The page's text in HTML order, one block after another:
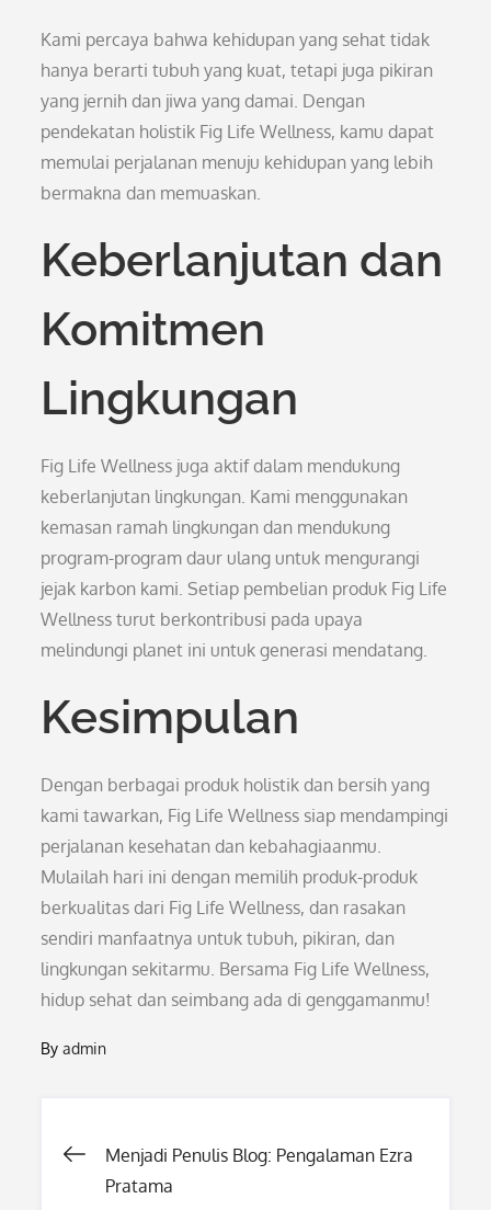
Kami percaya bahwa kehidupan yang sehat tidak
hanya berarti tubuh yang kuat, tetapi juga pikiran
yang jernih dan jiwa yang damai. Dengan
pendekatan holistik Fig Life Wellness, kamu dapat
memulai perjalanan menuju kehidupan yang lebih
bermakna dan memuaskan.
Keberlanjutan dan
Komitmen
Lingkungan
Fig Life Wellness juga aktif dalam mendukung
keberlanjutan lingkungan. Kami menggunakan
kemasan ramah lingkungan dan mendukung
program-program daur ulang untuk mengurangi
jejak karbon kami. Setiap pembelian produk Fig Life
Wellness turut berkontribusi pada upaya
melindungi planet ini untuk generasi mendatang.
Kesimpulan
Dengan berbagai produk holistik dan bersih yang
kami tawarkan, Fig Life Wellness siap mendampingi
perjalanan kesehatan dan kebahagiaanmu.
Mulailah hari ini dengan memilih produk-produk
berkualitas dari Fig Life Wellness, dan rasakan
sendiri manfaatnya untuk tubuh, pikiran, dan
lingkungan sekitarmu. Bersama Fig Life Wellness,
hidup sehat dan seimbang ada di genggamanmu!
Byadmin
Post
Menjadi Penulis Blog: Pengalaman Ezra
Pratama